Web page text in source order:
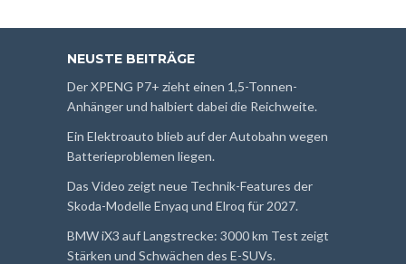
NEUSTE BEITRÄGE
Der XPENG P7+ zieht einen 1,5-Tonnen-
Anhänger und halbiert dabei die Reichweite.
Ein Elektroauto blieb auf der Autobahn wegen
Batterieproblemen liegen.
Das Video zeigt neue Technik-Features der
Skoda-Modelle Enyaq und Elroq für 2027.
BMW iX3 auf Langstrecke: 3000 km Test zeigt
Stärken und Schwächen des E-SUVs.